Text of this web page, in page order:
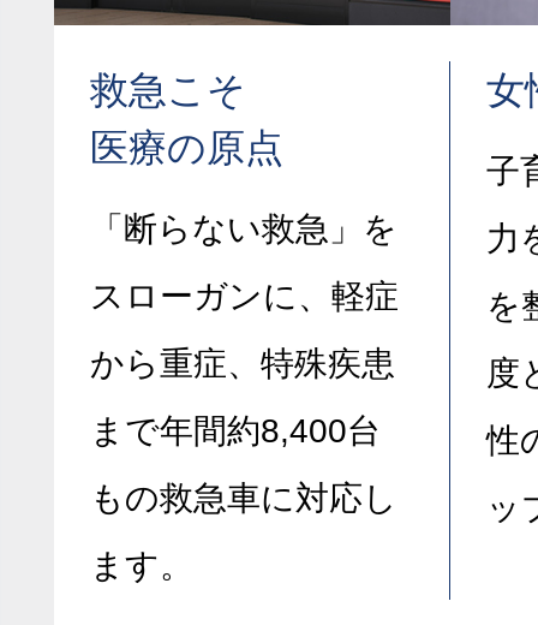
救急こそ
医療の原点
「断らない救急」を
スローガンに、軽症
から重症、特殊疾患
まで年間約8,400台
もの救急車に対応し
ます。
女
子
力
を
度
性
ッ